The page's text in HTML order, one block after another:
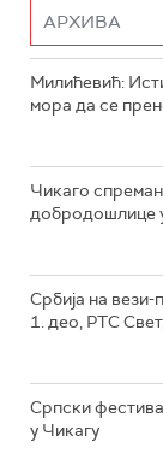
Милићевић:
мора да се
Чикаго
добродошлице
Србија на
1. део, РТС
Српски
у Чикагу